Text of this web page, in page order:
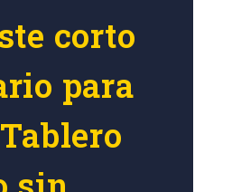
corto
para